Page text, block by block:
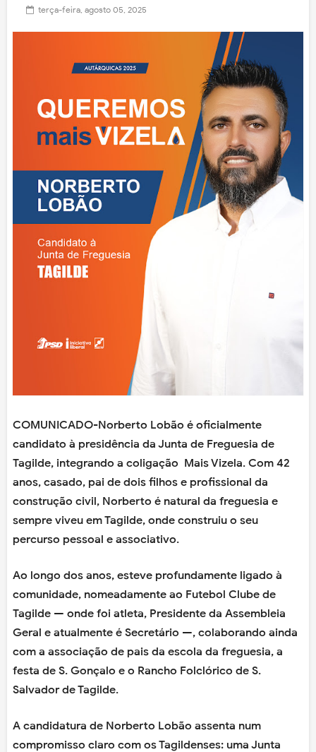
terça-feira, agosto 05, 2025
COMUNICADO-Norberto Lobão é oficialmente
candidato à presidência da Junta de Freguesia de
Tagilde, integrando a coligação Mais Vizela. Com 42
anos, casado, pai de dois filhos e profissional da
construção civil, Norberto é natural da freguesia e
sempre viveu em Tagilde, onde construiu o seu
percurso pessoal e associativo.
Ao longo dos anos, esteve profundamente ligado à
comunidade, nomeadamente ao Futebol Clube de
Tagilde — onde foi atleta, Presidente da Assembleia
Geral e atualmente é Secretário —, colaborando ainda
com a associação de pais da escola da freguesia, a
festa de S. Gonçalo e o Rancho Folclórico de S.
Salvador de Tagilde.
A candidatura de Norberto Lobão assenta num
compromisso claro com os Tagildenses: uma Junta